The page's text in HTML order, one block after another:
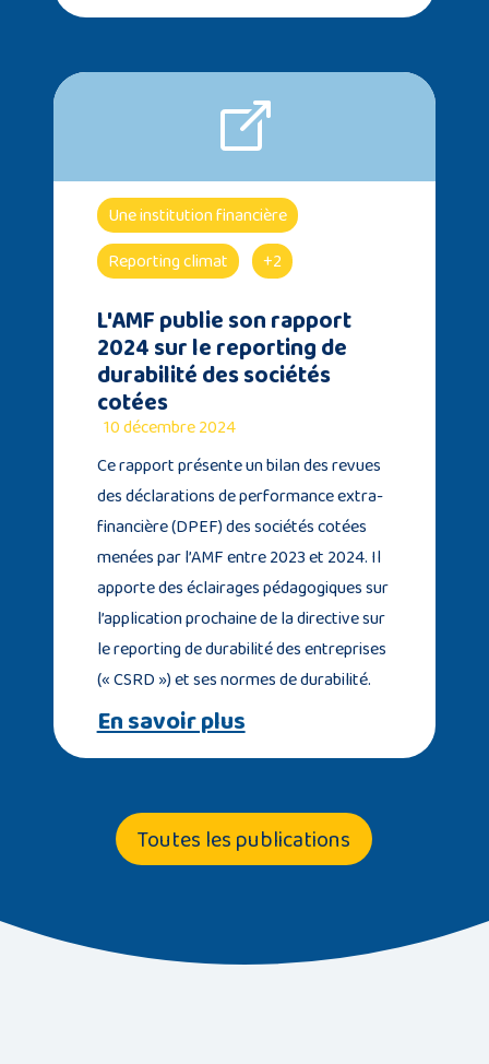
Une institution financière
Reporting climat
+2
L'AMF publie son rapport
2024 sur le reporting de
durabilité des sociétés
cotées
10 décembre 2024
Ce rapport présente un bilan des revues
des déclarations de performance extra-
financière (DPEF) des sociétés cotées
menées par l’AMF entre 2023 et 2024. Il
apporte des éclairages pédagogiques sur
l’application prochaine de la directive sur
le reporting de durabilité des entreprises
(« CSRD ») et ses normes de durabilité.
En savoir plus
Toutes les publications